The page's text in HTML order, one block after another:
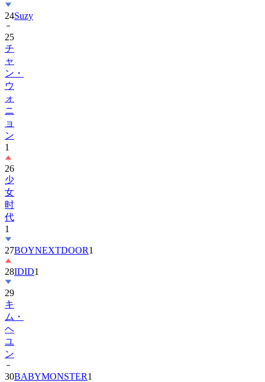
24Suzy
25
チ
ャ
ン・
ウ
ォ
ニ
ョ
ン
1
26
少
女
时
代
1
27BOYNEXTDOOR1
28IDID1
29
キ
ム・
ヘ
ユ
ン
30BABYMONSTER1